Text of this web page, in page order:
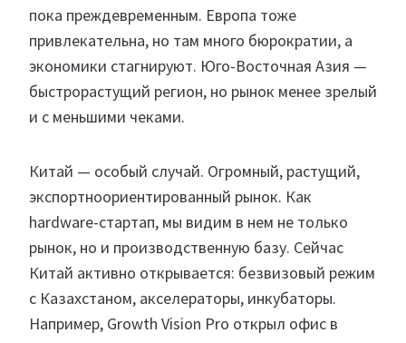
пока преждевременным. Европа тоже
привлекательна, но там много бюрократии, а
экономики стагнируют. Юго-Восточная Азия —
быстрорастущий регион, но рынок менее зрелый
и с меньшими чеками.
Китай — особый случай. Огромный, растущий,
экспортноориентированный рынок. Как
hardware-стартап, мы видим в нем не только
рынок, но и производственную базу. Сейчас
Китай активно открывается: безвизовый режим
с Казахстаном, акселераторы, инкубаторы.
Например, Growth Vision Pro открыл офис в